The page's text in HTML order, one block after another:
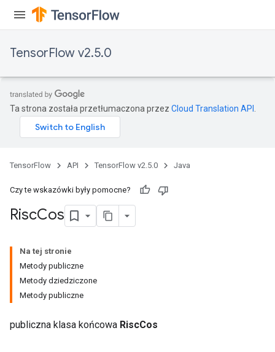
TensorFlow v2.5.0
Ta strona została przetłumaczona przez Cloud Translation API
TensorFlow API TensorFlow v2.5.0 Java
Czy te wskazówki były pomocne?
RiscCos
Na tej stronie
Metody publiczne
Metody dziedziczone
Metody publiczne
publiczna klasa końcowa RiscCos